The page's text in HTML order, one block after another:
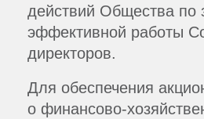
действий Общества по
эффективной работы
директоров.
Для обеспечения
о финансово-